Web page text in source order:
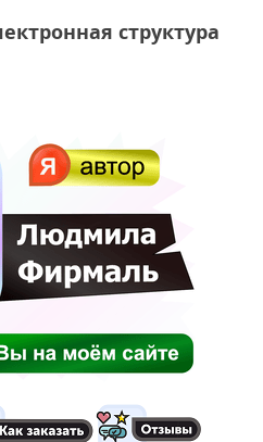
структура